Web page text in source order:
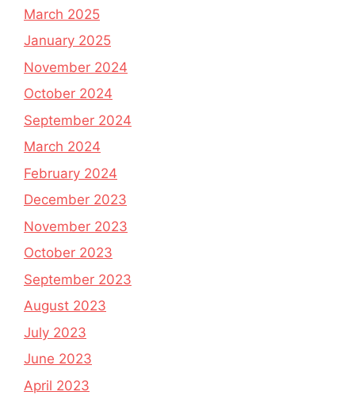
March 2025
January 2025
November 2024
October 2024
September 2024
March 2024
February 2024
December 2023
November 2023
October 2023
September 2023
August 2023
July 2023
June 2023
April 2023